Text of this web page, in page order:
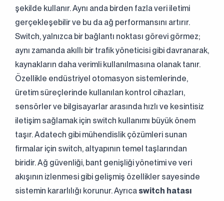
şekilde kullanır. Aynı anda birden fazla veri iletimi
gerçekleşebilir ve bu da ağ performansını artırır.
Switch, yalnızca bir bağlantı noktası görevi görmez;
aynı zamanda akıllı bir trafik yöneticisi gibi davranarak,
kaynakların daha verimli kullanılmasına olanak tanır.
Özellikle endüstriyel otomasyon sistemlerinde,
üretim süreçlerinde kullanılan kontrol cihazları,
sensörler ve bilgisayarlar arasında hızlı ve kesintisiz
iletişim sağlamak için switch kullanımı büyük önem
taşır. Adatech gibi mühendislik çözümleri sunan
firmalar için switch, altyapının temel taşlarından
biridir. Ağ güvenliği, bant genişliği yönetimi ve veri
akışının izlenmesi gibi gelişmiş özellikler sayesinde
sistemin kararlılığı korunur. Ayrıca switch hatası